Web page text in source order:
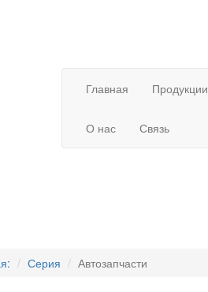
Главная Продукции
О нас Связь
Серия Автозапчасти